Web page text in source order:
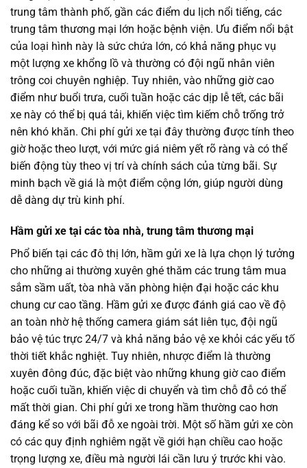
trung tâm thành phố, gần các điểm du lịch nổi tiếng, các
trung tâm thương mại lớn hoặc bệnh viện. Ưu điểm nổi bật
của loại hình này là sức chứa lớn, có khả năng phục vụ
một lượng xe khổng lồ và thường có đội ngũ nhân viên
trông coi chuyên nghiệp. Tuy nhiên, vào những giờ cao
điểm như buổi trưa, cuối tuần hoặc các dịp lễ tết, các bãi
xe này có thể bị quá tải, khiến việc tìm kiếm chỗ trống trở
nên khó khăn. Chi phí gửi xe tại đây thường được tính theo
giờ hoặc theo lượt, với mức giá niêm yết rõ ràng và có thể
biến động tùy theo vị trí và chính sách của từng bãi. Sự
minh bạch về giá là một điểm cộng lớn, giúp người dùng
dễ dàng dự trù kinh phí.
Hầm gửi xe tại các tòa nhà, trung tâm thương mại
Phổ biến tại các đô thị lớn, hầm gửi xe là lựa chọn lý tưởng
cho những ai thường xuyên ghé thăm các trung tâm mua
sắm sầm uất, tòa nhà văn phòng hiện đại hoặc các khu
chung cư cao tầng. Hầm gửi xe được đánh giá cao về độ
an toàn nhờ hệ thống camera giám sát liên tục, đội ngũ
bảo vệ túc trực 24/7 và khả năng bảo vệ xe khỏi các yếu tố
thời tiết khắc nghiệt. Tuy nhiên, nhược điểm là thường
xuyên đông đúc, đặc biệt vào những khung giờ cao điểm
hoặc cuối tuần, khiến việc di chuyển và tìm chỗ đỗ có thể
mất thời gian. Chi phí gửi xe trong hầm thường cao hơn
đáng kể so với bãi đỗ xe ngoài trời. Một số hầm gửi xe còn
có các quy định nghiêm ngặt về giới hạn chiều cao hoặc
trọng lượng xe, điều mà người lái cần lưu ý trước khi vào.